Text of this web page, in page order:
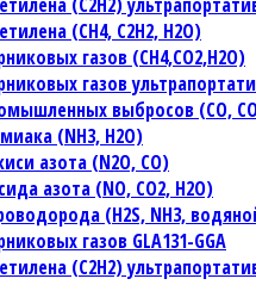
(CH4, C2H2, H2O)
газов (CH4,CO2,H2O)
газов
выбросов (CO,
(NH3, H2O)
азота (N2O, CO)
азота (NO, CO2, H2O)
(H2S, NH3,
газов GLA131-GGA
(C2H2)